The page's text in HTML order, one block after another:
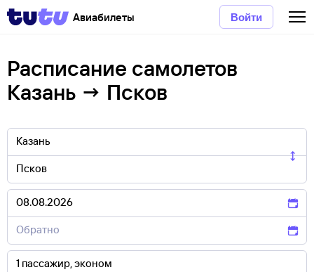
Авиабилеты Войти
Расписание самолетов
Казань → Псков